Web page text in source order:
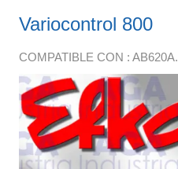
Variocontrol 800
COMPATIBLE CON : AB620A.